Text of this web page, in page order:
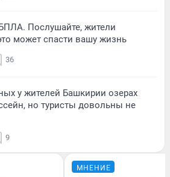
Послушайте, жители
может спасти вашу жизнь
36
у жителей Башкирии озерах
но туристы довольны не
9
МНЕНИЕ